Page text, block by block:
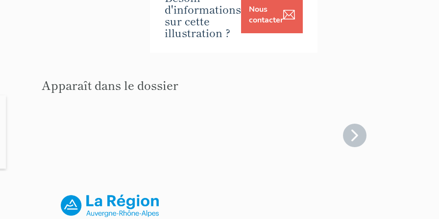
d'informations
sur cette
illustration ?
Nous
contacter
Apparaît dans le dossier